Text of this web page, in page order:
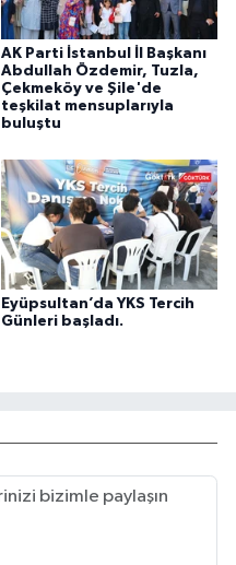
AK Parti İstanbul İl Başkanı
Abdullah Özdemir, Tuzla,
Çekmeköy ve Şile'de
teşkilat mensuplarıyla
buluştu
Eyüpsultan’da YKS Tercih
Günleri başladı.